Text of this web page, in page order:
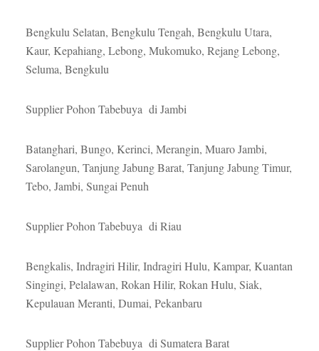
Bengkulu Selatan, Bengkulu Tengah, Bengkulu Utara,
Kaur, Kepahiang, Lebong, Mukomuko, Rejang Lebong,
Seluma, Bengkulu
Supplier Pohon Tabebuya di Jambi
Batanghari, Bungo, Kerinci, Merangin, Muaro Jambi,
Sarolangun, Tanjung Jabung Barat, Tanjung Jabung Timur,
Tebo, Jambi, Sungai Penuh
Supplier Pohon Tabebuya di Riau
Bengkalis, Indragiri Hilir, Indragiri Hulu, Kampar, Kuantan
Singingi, Pelalawan, Rokan Hilir, Rokan Hulu, Siak,
Kepulauan Meranti, Dumai, Pekanbaru
Supplier Pohon Tabebuya di Sumatera Barat